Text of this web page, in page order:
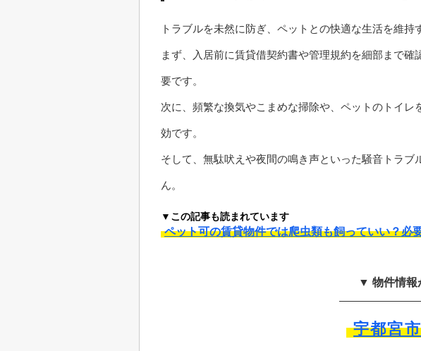
トラブルを未然に防ぎ、ペットとの快適な生活を維
まず、入居前に賃貸借契約書や管理規約を細部まで
要です。
次に、頻繁な換気やこまめな掃除や、ペットのトイ
効です。
そして、無駄吠えや夜間の鳴き声といった騒音トラ
ん。
▼この記事も読まれています
ペット可の賃貸物件では爬虫類も飼っていい？必
▼ 物件情報
宇都宮